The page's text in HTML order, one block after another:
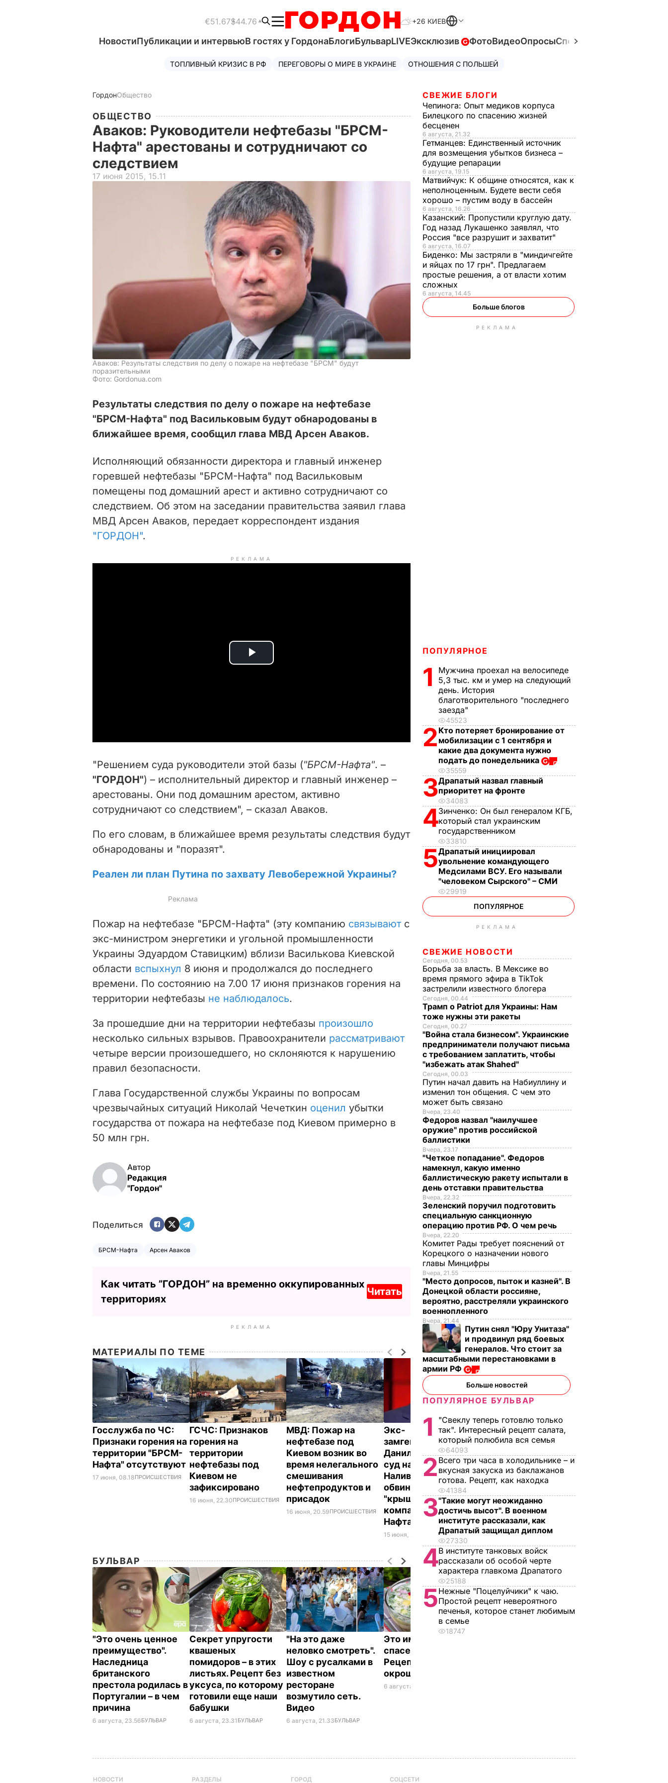
€51.67$44.76 +26 КИЕВ
НовостиПубликации и интервьюВ гостях у ГордонаБлогиБульварLIVEЭксклюзив ФотоВидеоОпросыСпецпроекты
ТОПЛИВНЫЙ КРИЗИС В РФ ПЕРЕГОВОРЫ О МИРЕ В УКРАИНЕ ОТНОШЕНИЯ С ПОЛЬШЕЙ
ГордонОбщество
ОБЩЕСТВО
Аваков: Руководители нефтебазы "БРСМ-
Нафта" арестованы и сотрудничают со
следствием
17 июня 2015, 15.11
Аваков: Результаты следствия по делу о пожаре на нефтебазе "БРСМ" будут
поразительными
Фото: Gordonua.com
Результаты следствия по делу о пожаре на нефтебазе
"БРСМ-Нафта" под Васильковым будут обнародованы в
ближайшее время, сообщил глава МВД Арсен Аваков.
Исполняющий обязанности директора и главный инженер
горевшей нефтебазы "БРСМ-Нафта" под Васильковым
помещены под домашний арест и активно сотрудничают со
следствием. Об этом на заседании правительства заявил глава
МВД Арсен Аваков, передает корреспондент издания
"ГОРДОН".
РЕКЛАМА
P
i
d
o
"Решением суда руководители этой базы ("БРСМ-Нафта". –
"ГОРДОН") – исполнительный директор и главный инженер –
арестованы. Они под домашним арестом, активно
сотрудничают со следствием", – сказал Аваков.
По его словам, в ближайшее время результаты следствия будут
обнародованы и "поразят".
Реален ли план Путина по захвату Левобережной Украины?
Пожар на нефтебазе "БРСМ-Нафта" (эту компанию связываютс
экс-министром энергетики и угольной промышленности
Украины Эдуардом Ставицким) вблизи Василькова Киевской
области вспыхнул 8 июня и продолжался до последнего
времени. По состоянию на 7.00 17 июня признаков горения на
территории нефтебазы не наблюдалось.
За прошедшие дни на территории нефтебазы произошло
несколько сильных взрывов. Правоохранители рассматривают
четыре версии произошедшего, но склоняются к нарушению
правил безопасности.
Глава Государственной службы Украины по вопросам
чрезвычайных ситуаций Николай Чечеткин оценил убытки
государства от пожара на нефтебазе под Киевом примерно в
50 млн грн.
Автор
Редакция
"Гордон"
Поделиться
БРСМ-Нафта Арсен Аваков
Как читать ”ГОРДОН” на временно оккупированных
территориях
Читать
РЕКЛАМА
МАТЕРИАЛЫ ПО ТЕМЕ
Госслужба по ЧС:
Признаки горения на
территории "БРСМ-
Нафта" отсутствуют
17 июня, 08.18ПРОИСШЕСТВИЯ
ГСЧС: Признаков
горения на
территории
нефтебазы под
Киевом не
зафиксировано
16 июня, 22.30ПРОИСШЕСТВИЯ
МВД: Пожар на
нефтебазе под
Киевом возник во
время нелегального
смешивания
нефтепродуктов и
присадок
16 июня, 20.59ПРОИСШЕСТВИЯ
Экс-
замгенпрокурора
Даниленко подаст в
суд на главу СБУ
Наливайченко за
обвинение в
"крышевании"
компании "БРСМ-
Нафта"
15 июня, 21.24 ПОЛИТИКА
Аваков предложил
арестовать
имущество
компании "БРСМ-
Нафта"
БУЛЬВАР
"Это очень ценное
преимущество".
Наследница
британского
престола родилась в
Португалии – в чем
причина
6 августа, 23.56БУЛЬВАР
Секрет упругости
квашеных
помидоров – в этих
листьях. Рецепт без
уксуса, по которому
готовили еще наши
бабушки
6 августа, 23.31 БУЛЬВАР
"На это даже
неловко смотреть".
Шоу с русалками в
известном
ресторане
возмутило сеть.
Видео
6 августа, 21.33БУЛЬВАР
Это именно то, что
спасет в жару.
Рецепт вкуснейшей
окрошки
6 августа, 18.21
СВЕЖИЕ БЛОГИ
Чепинога: Опыт медиков корпуса
Билецкого по спасению жизней
бесценен
6 августа, 21.32
Гетманцев: Единственный источник
для возмещения убытков бизнеса –
будущие репарации
6 августа, 19.15
Матвийчук: К общине относятся, как к
неполноценным. Будете вести себя
хорошо – пустим воду в бассейн
6 августа, 16.26
Казанский: Пропустили круглую дату.
Год назад Лукашенко заявлял, что
Россия "все разрушит и захватит"
6 августа, 16.07
Биденко: Мы застряли в "миндичгейте
и яйцах по 17 грн". Предлагаем
простые решения, а от власти хотим
сложных
6 августа, 14.45
Больше блогов
РЕКЛАМА
ПОПУЛЯРНОЕ
1
Мужчина проехал на велосипеде
5,3 тыс. км и умер на следующий
день. История
благотворительного "последнего
заезда"
45523
2 Кто потеряет бронирование от
мобилизации с 1 сентября и
какие два документа нужно
подать до понедельника
35559
3Драпатый назвал главный
приоритет на фронте
34083
4Зинченко: Он был генералом КГБ,
который стал украинским
государственником
33810
5Драпатый инициировал
увольнение командующего
Медсилами ВСУ. Его называли
"человеком Сырского" – СМИ
29919
ПОПУЛЯРНОЕ
РЕКЛАМА
СВЕЖИЕ НОВОСТИ
Сегодня, 00.53
Борьба за власть. В Мексике во
время прямого эфира в TikTok
застрелили известного блогера
Сегодня, 00.44
Трамп о Patriot для Украины: Нам
тоже нужны эти ракеты
Сегодня, 00.27
"Война стала бизнесом". Украинские
предприниматели получают письма
с требованием заплатить, чтобы
"избежать атак Shahed"
Сегодня, 00.03
Путин начал давить на Набиуллину и
изменил тон общения. С чем это
может быть связано
Вчера, 23.40
Федоров назвал "наилучшее
оружие" против российской
баллистики
Вчера, 23.17
"Четкое попадание". Федоров
намекнул, какую именно
баллистическую ракету испытали в
день отставки правительства
Вчера, 22.32
Зеленский поручил подготовить
специальную санкционную
операцию против РФ. О чем речь
Вчера, 22.20
Комитет Рады требует пояснений от
Корецкого о назначении нового
главы Минцифры
Вчера, 21.55
"Место допросов, пыток и казней". В
Донецкой области россияне,
вероятно, расстреляли украинского
военнопленного
Вчера, 21.44
Путин снял "Юру Унитаза"
и продвинул ряд боевых
генералов. Что стоит за
масштабными перестановками в
армии РФ
Больше новостей
ПОПУЛЯРНОЕ БУЛЬВАР
1
"Свеклу теперь готовлю только
так". Интересный рецепт салата,
который полюбила вся семья
64093
2 Всего три часа в холодильнике – и
вкусная закуска из баклажанов
готова. Рецепт, как находка
41384
3"Такие могут неожиданно
достичь высот". В военном
институте рассказали, как
Драпатый защищал диплом
27330
4В институте танковых войск
рассказали об особой черте
характера главкома Драпатого
25188
5Нежные "Поцелуйчики" к чаю.
Простой рецепт невероятного
печенья, которое станет любимым
в семье
18747
НОВОСТИ РАЗДЕЛЫ ГОРОД СОЦСЕТИ